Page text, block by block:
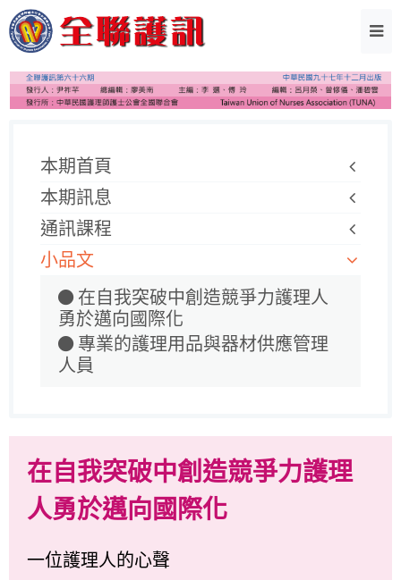
本期首頁
本期訊息
通訊課程
小品文
在自我突破中創造競爭力護理人
勇於邁向國際化
專業的護理用品與器材供應管理
人員
在自我突破中創造競爭力護理
人勇於邁向國際化
一位護理人的心聲